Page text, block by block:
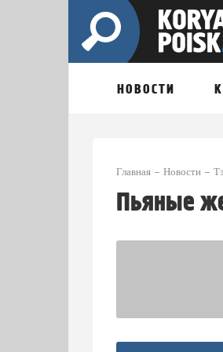
НОВОСТИ
Главная Новости
Пьяные